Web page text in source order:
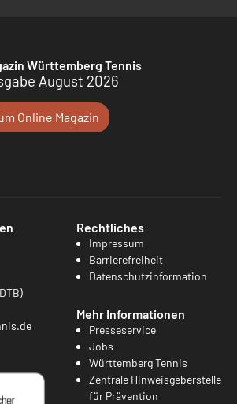
Württemberg Tennis
August 2026
Online Magazin
Rechtliches
Impressum
Barrierefreiheit
Datenschutzinformation
Mehr Informationen
Presseservice
Jobs
Württemberg Tennis
Zentrale Hinweisgeberstelle
für Prävention